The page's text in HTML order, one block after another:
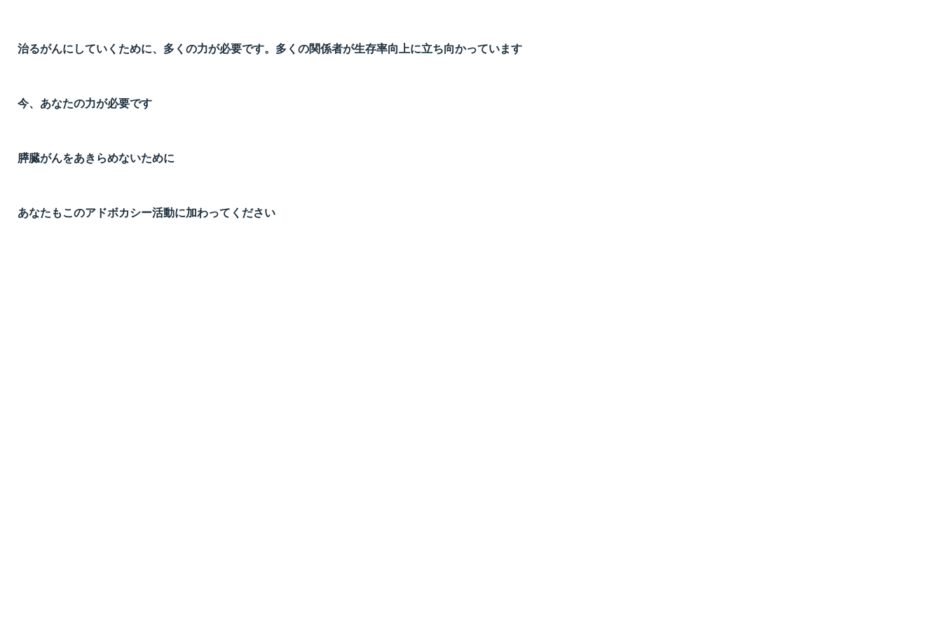
治るがんにしていくために、多くの力が必要です。多くの関係者が生存率向上に立ち向かっています
今、あなたの力が必要です
膵臓がんをあきらめないために
あなたもこのアドボカシー活動に加わってください